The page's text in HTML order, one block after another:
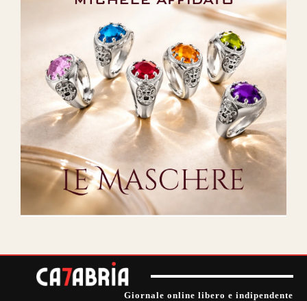
Giornale online libero e indipendente